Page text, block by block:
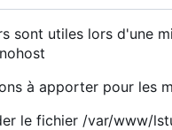
sont utiles lors d'une
à apporter pour les
le fichier /var/www/